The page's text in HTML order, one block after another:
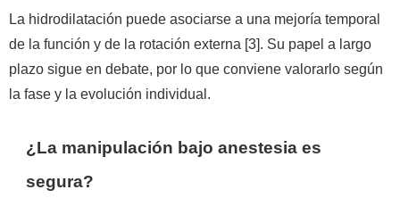
La hidrodilatación puede asociarse a una mejoría temporal
de la función y de la rotación externa [3]. Su papel a largo
plazo sigue en debate, por lo que conviene valorarlo según
la fase y la evolución individual.
¿La manipulación bajo anestesia es
segura?